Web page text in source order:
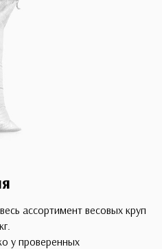
ассортимент весовых круп
у проверенных